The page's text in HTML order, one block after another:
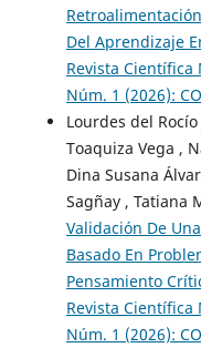
Del Aprendizaje
Revista
Núm. 1 (2026):
Lourdes del
Toaquiza Vega ,
Dina Susana
Sagñay , Tatiana
Validación De
Basado En
Pensamiento
Revista
Núm. 1 (2026):